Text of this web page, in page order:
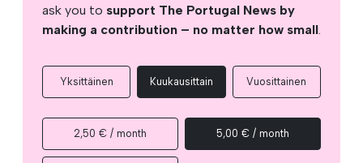
ask you to support The Portugal News by
making a contribution – no matter how small.
Yksittäinen Kuukausittain Vuosittainen
2,50 € / month 5,00 € / month